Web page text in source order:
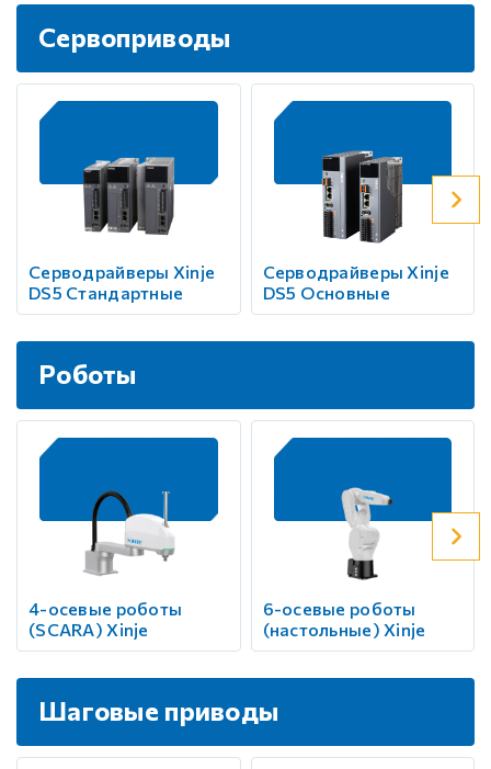
Сервоприводы
Серводрайверы Xinje
DS5 Стандартные
Серводрайверы Xinje
DS5 Основные
Роботы
4-осевые роботы
(SCARA) Xinje
6-осевые роботы
(настольные) Xinje
Шаговые приводы